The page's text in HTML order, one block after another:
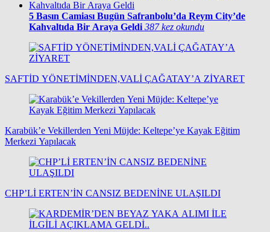
5 Basın Camiası Bugün Safranbolu’da Reym City’de
Kahvaltıda Bir Araya Geldi 387 kez okundu
SAFTİD YÖNETİMİNDEN,VALİ ÇAĞATAY’A ZİYARET
Karabük’e Vekillerden Yeni Müjde: Keltepe’ye Kayak Eğitim
Merkezi Yapılacak
CHP’Lİ ERTEN’İN CANSIZ BEDENİNE ULAŞILDI